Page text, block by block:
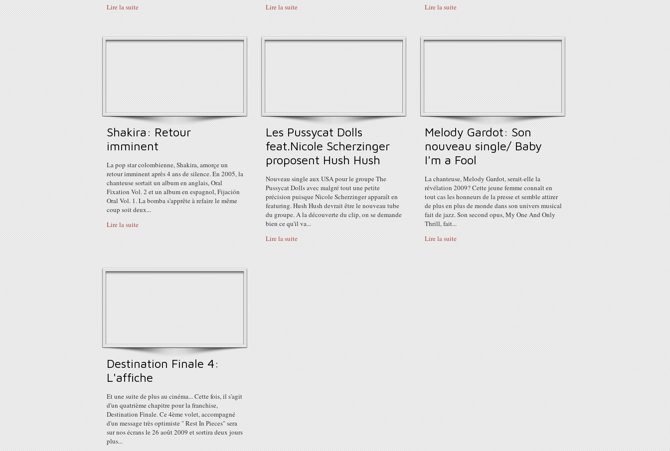
Lire la suite
Lire la suite
Lire la suite
Shakira: Retour
imminent
La pop star colombienne, Shakira, amorçe un
retour imminent après 4 ans de silence. En 2005, la
chanteuse sortait un album en anglais, Oral
Fixation Vol. 2 et un album en espagnol, Fijación
Oral Vol. 1. La bomba s'apprête à refaire le même
coup soit deux...
Lire la suite
Les Pussycat Dolls
feat.Nicole Scherzinger
proposent Hush Hush
Nouveau single aux USA pour le groupe The
Pussycat Dolls avec malgré tout une petite
précision puisque Nicole Scherzinger apparaît en
featuring. Hush Hush devrait être le nouveau tube
du groupe. A la découverte du clip, on se demande
bien ce qu'il va...
Lire la suite
Melody Gardot: Son
nouveau single/ Baby
I'm a Fool
La chanteuse, Melody Gardot, serait-elle la
révélation 2009? Cette jeune femme connaît en
tout cas les honneurs de la presse et semble attirer
de plus en plus de monde dans son univers musical
fait de jazz. Son second opus, My One And Only
Thrill, fait...
Lire la suite
Destination Finale 4:
L'affiche
Et une suite de plus au cinéma... Cette fois, il s'agit
d'un quatrième chapitre pour la franchise,
Destination Finale. Ce 4ème volet, accompagné
d'un message très optimiste " Rest In Pieces" sera
sur nos écrans le 26 août 2009 et sortira deux jours
plus...